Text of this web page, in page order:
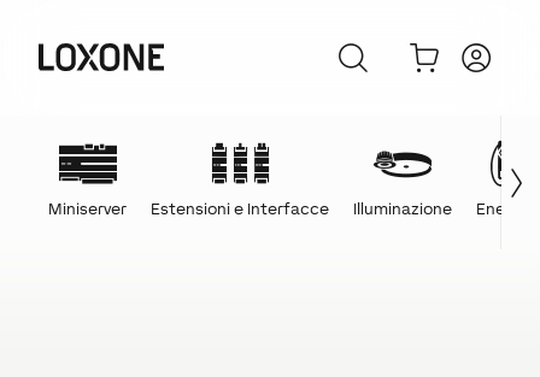
Miniserver Estensioni e Interfacce Illuminazione Energia